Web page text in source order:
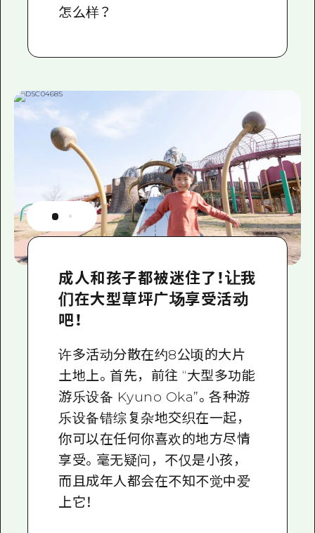
怎么样？
成人和孩子都被迷住了！让我
们在大型草坪广场享受活动
吧！
许多活动分散在约8公顷的大片
土地上。首先，前往 “大型多功能
游乐设备 Kyuno Oka”。各种游
乐设备错综复杂地交织在一起，
你可以在任何你喜欢的地方尽情
享受。毫无疑问，不仅是小孩，
而且成年人都会在不知不觉中爱
上它！